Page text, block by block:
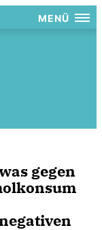
MENÜ
gegen